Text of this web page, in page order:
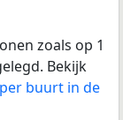
zoals op 1
Bekijk
buurt in de